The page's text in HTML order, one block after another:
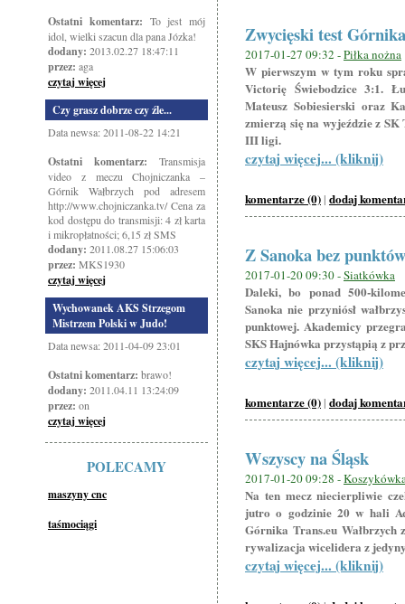
Ostatni komentarz: To jest mój
idol, wielki szacun dla pana Józka!
dodany: 2013.02.27 18:47:11
przez: aga
czytaj więcej
Czy grasz dobrze czy źle...
Data newsa: 2011-08-22 14:21
Ostatni komentarz: Transmisja
video z meczu Chojniczanka –
Górnik Wałbrzych pod adresem
http://www.chojniczanka.tv/ Cena za
kod dostępu do transmisji: 4 zł karta
i mikropłatności; 6,15 zł SMS
dodany: 2011.08.27 15:06:03
przez: MKS1930
czytaj więcej
Wychowanek AKS Strzegom
Mistrzem Polski w Judo!
Data newsa: 2011-04-09 23:01
Ostatni komentarz: brawo!
dodany: 2011.04.11 13:24:09
przez: on
czytaj więcej
POLECAMY
maszyny cnc
taśmociągi
Zwycięski test Górnika
2017-01-27 09:32 -Piłka nożna
W pierwszym w tym roku
Victorię Świebodzice 3:1.
Mateusz Sobiesierski oraz
zmierzą się na wyjeździe z SK
III ligi.
czytaj więcej... (kliknij)
komentarze (0) | dodaj
Z Sanoka bez punktów
2017-01-20 09:30 -Siatkówka
Daleki, bo ponad 500-
Sanoka nie przyniósł
punktowej. Akademicy
SKS Hajnówka przystąpią z
czytaj więcej... (kliknij)
komentarze (0) | dodaj
Wszyscy na Śląsk
2017-01-20 09:28 -
Na ten mecz niecierpliwie
jutro o godzinie 20 w hali
Górnika Trans.eu Wałbrzych
rywalizacja wicelidera z
czytaj więcej... (kliknij)